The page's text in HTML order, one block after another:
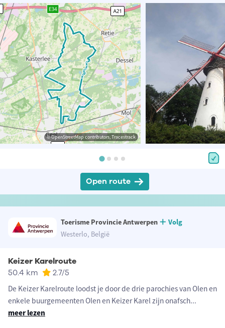
© OpenStreetMap contributors, Tracestrack
Open route
Toerisme Provincie Antwerpen
Volg
Westerlo, België
Keizer Karelroute
50.4 km 2.7/5
De Keizer Karelroute loodst je door de drie parochies van Olen en
enkele buurgemeenten Olen en Keizer Karel zijn onafsch...
meer lezen